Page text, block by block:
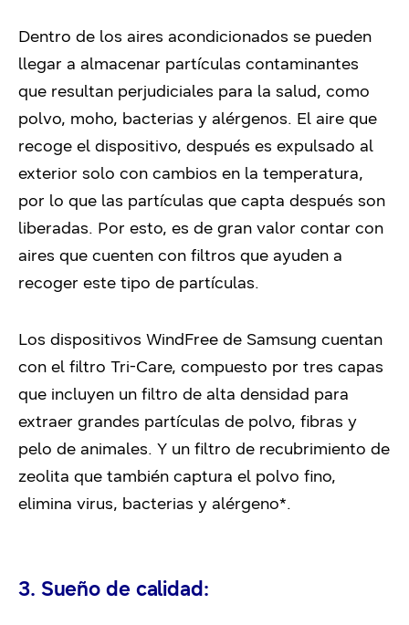
Dentro de los aires acondicionados se pueden
llegar a almacenar partículas contaminantes
que resultan perjudiciales para la salud, como
polvo, moho, bacterias y alérgenos. El aire que
recoge el dispositivo, después es expulsado al
exterior solo con cambios en la temperatura,
por lo que las partículas que capta después son
liberadas. Por esto, es de gran valor contar con
aires que cuenten con filtros que ayuden a
recoger este tipo de partículas.
Los dispositivos WindFree de Samsung cuentan
con el filtro Tri-Care, compuesto por tres capas
que incluyen un filtro de alta densidad para
extraer grandes partículas de polvo, fibras y
pelo de animales. Y un filtro de recubrimiento de
zeolita que también captura el polvo fino,
elimina virus, bacterias y alérgeno*.
3. Sueño de calidad: